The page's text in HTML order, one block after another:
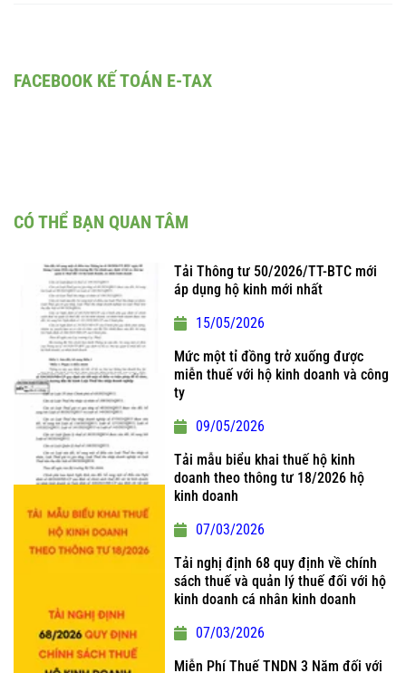
FACEBOOK KẾ TOÁN E-TAX
CÓ THỂ BẠN QUAN TÂM
Tải Thông tư 50/2026/TT-BTC mới
áp dụng hộ kinh mới nhất
15/05/2026
Mức một tỉ đồng trở xuống được
miễn thuế với hộ kinh doanh và công
ty
09/05/2026
Tải mẫu biểu khai thuế hộ kinh
doanh theo thông tư 18/2026 hộ
kinh doanh
07/03/2026
Tải nghị định 68 quy định về chính
sách thuế và quản lý thuế đối với hộ
kinh doanh cá nhân kinh doanh
07/03/2026
Miễn Phí Thuế TNDN 3 Năm đối với